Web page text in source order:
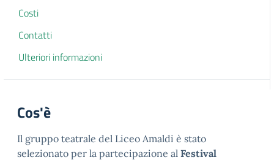
Costi
Contatti
Ulteriori informazioni
Cos'è
Il gruppo teatrale del Liceo Amaldi è stato
selezionato per la partecipazione al Festival